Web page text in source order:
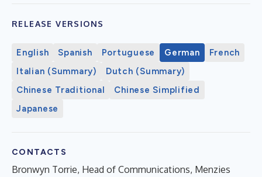
RELEASE VERSIONS
English Spanish Portuguese German
French
Italian (Summary)
Dutch (Summary)
Chinese Traditional
Chinese Simplified
Japanese
CONTACTS
Bronwyn Torrie, Head of Communications, Menzies